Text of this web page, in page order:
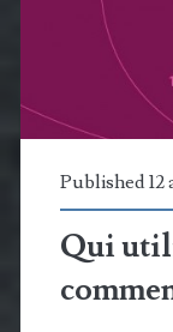
Published 12
Qui